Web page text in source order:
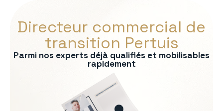
Directeur commercial de
transition Pertuis
Parmi nos experts déjà qualifiés et mobilisables
rapidement
développement des ventes